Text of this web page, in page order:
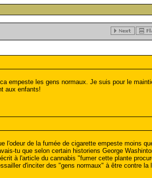
empeste les gens normaux. Je suis pour le
aux enfants!
l'odeur de la fumée de cigarette empeste moins
tu que selon certain historiens George
à l'article du cannabis "fumer cette plante
d'inciter des "gens normaux" à être contre la